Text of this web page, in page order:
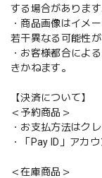
する場合があります
・商品画像はイメ
若干異なる可能性が
・お客様都合によ
きかねます。
【決済について】
＜予約商品＞
・お支払方法はク
・「Pay ID」アカ
＜在庫商品＞